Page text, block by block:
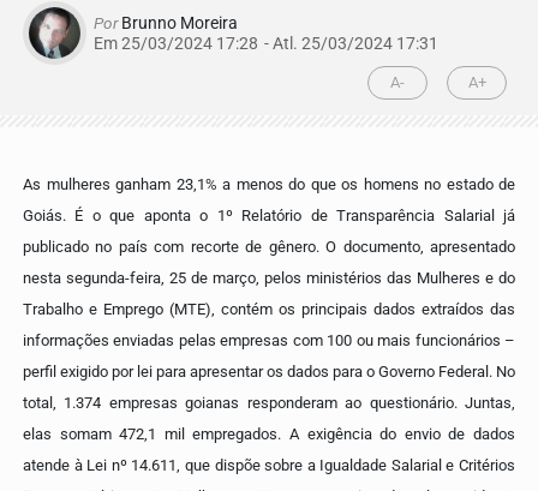
PorBrunno Moreira
Em 25/03/2024 17:28 - Atl. 25/03/2024 17:31
A- A+
As mulheres ganham 23,1% a menos do que os homens no estado de
Goiás. É o que aponta o 1º Relatório de Transparência Salarial já
publicado no país com recorte de gênero. O documento, apresentado
nesta segunda-feira, 25 de março, pelos ministérios das Mulheres e do
Trabalho e Emprego (MTE), contém os principais dados extraídos das
informações enviadas pelas empresas com 100 ou mais funcionários –
perfil exigido por lei para apresentar os dados para o Governo Federal. No
total, 1.374 empresas goianas responderam ao questionário. Juntas,
elas somam 472,1 mil empregados. A exigência do envio de dados
atende à Lei nº 14.611, que dispõe sobre a Igualdade Salarial e Critérios